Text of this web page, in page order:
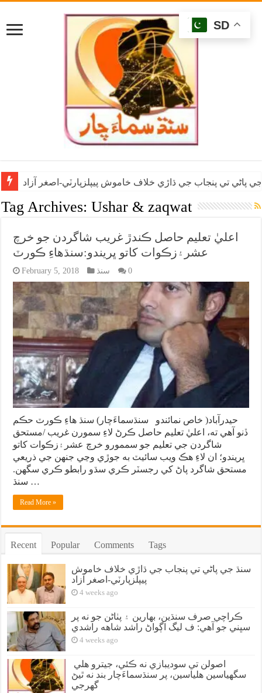
پاڻي تي پنجاب جي ڌاڙي خلاف خاموش پيپلزپارٽي-اصغر آزاد
Tag Archives:Ushar & zaqwat
اعليٰ تعليم حاصل ڪندڙ غريب شاگردن جو خرچ
عشر۽زڪوات کاتو ڀريندو:سنڌهاءِ ڪورٽ
February 5, 2018 سنڌ 0
حيدرآباد( خاص نمائندو سنڌسماءَچار) سنڌ هاءِ ڪورٽ حڪم
ڏنو آهي ته، اعليٰ تعليم حاصل ڪرڻ لاءِ سمورن غريب /مستحق
شاگردن جي تعليم جو سممورو خرچ عشر۽زڪوات کاتو
ڀريندو؛ ان لاءِ هڪ ويب سائيٽ به جوڙي وڃي جنهن جي ذريعي
مستحق شاگرد پاڻ کي رجسٽر ڪري سڌو رابطو ڪري سگهن.
سنڌ …
Read More »
Recent Popular Comments Tags
سنڌ جي پاڻي تي پنجاب جي ڌاڙي خلاف خاموش
پيپلزپارٽي-اصغر آزاد
4 weeks ago
ڪراچي صرف سنڌين، بهارين ۽ پٺاڻن جو نه پر
سڀني جو آهي: ف ليگ اڳواڻ راشد شاهه راشدي
4 weeks ago
سگهياسين هلياسين، پر سنڌسماءَچار بند نه ٿيڻ
گهرجي
SD